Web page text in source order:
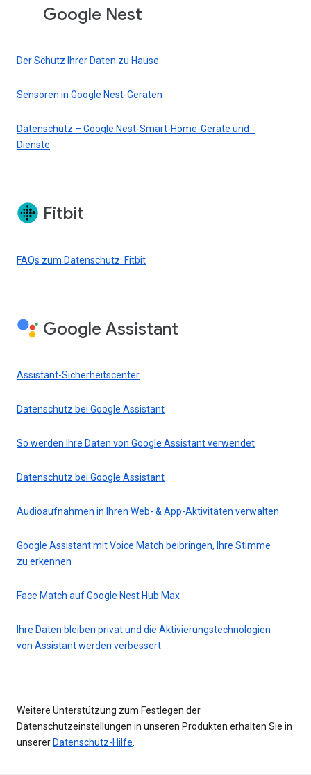
Google Nest
Der Schutz Ihrer Daten zu Hause
Sensoren in Google Nest-Geräten
Datenschutz – Google Nest-Smart-Home-Geräte und -
Dienste
Fitbit
FAQs zum Datenschutz: Fitbit
Google Assistant
Assistant-Sicherheitscenter
Datenschutz bei Google Assistant
So werden Ihre Daten von Google Assistant verwendet
Datenschutz bei Google Assistant
Audioaufnahmen in Ihren Web- & App-Aktivitäten verwalten
Google Assistant mit Voice Match beibringen, Ihre Stimme
zu erkennen
Face Match auf Google Nest Hub Max
Ihre Daten bleiben privat und die Aktivierungstechnologien
von Assistant werden verbessert
Weitere Unterstützung zum Festlegen der
Datenschutzeinstellungen in unseren Produkten erhalten Sie in
unserer Datenschutz-Hilfe.